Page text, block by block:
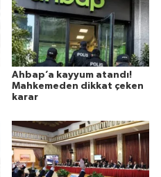
Ahbap’a kayyum atandı!
Mahkemeden dikkat çeken
karar